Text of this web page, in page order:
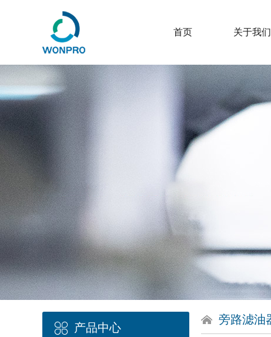
首页 关于我们
产品中心
旁路滤油